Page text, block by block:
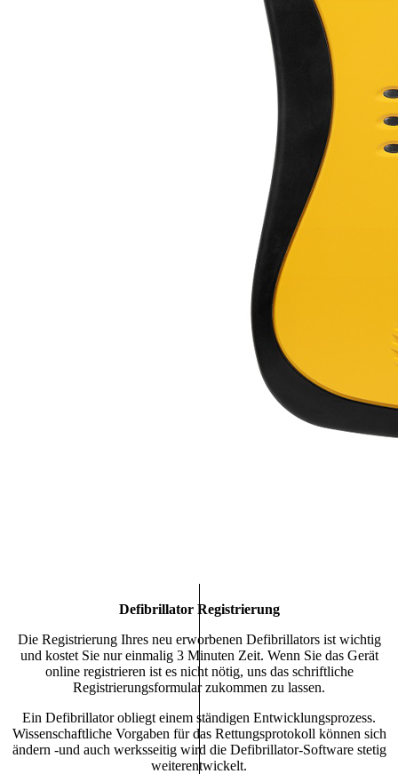
Defibrillator Registrierung
Die Registrierung Ihres neu erworbenen Defibrillators ist wichtig
und kostet Sie nur einmalig 3 Minuten Zeit. Wenn Sie das Gerät
online registrieren ist es nicht nötig, uns das schriftliche
Registrierungsformular zukommen zu lassen.
Ein Defibrillator obliegt einem ständigen Entwicklungsprozess.
Wissenschaftliche Vorgaben für das Rettungsprotokoll können sich
ändern -und auch werksseitig wird die Defibrillator-Software stetig
weiterentwickelt.